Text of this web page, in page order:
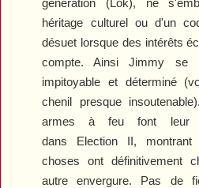
héritage culturel ou d'un
désuet lorsque des intérêts
compte. Ainsi Jimmy se
impitoyable et déterminé
chenil presque
armes à feu font leur
dans Election II, montrant
choses ont définitivement
autre envergure. Pas de